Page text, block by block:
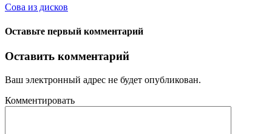
Сова из дисков
Оставьте первый комментарий
Оставить комментарий
Ваш электронный адрес не будет опубликован.
Комментировать